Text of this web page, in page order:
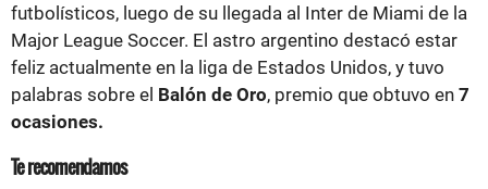
futbolísticos, luego de su llegada al Inter de Miami de la
Major League Soccer. El astro argentino destacó estar
feliz actualmente en la liga de Estados Unidos, y tuvo
palabras sobre el Balón de Oro, premio que obtuvo en 7
ocasiones.
Te recomendamos